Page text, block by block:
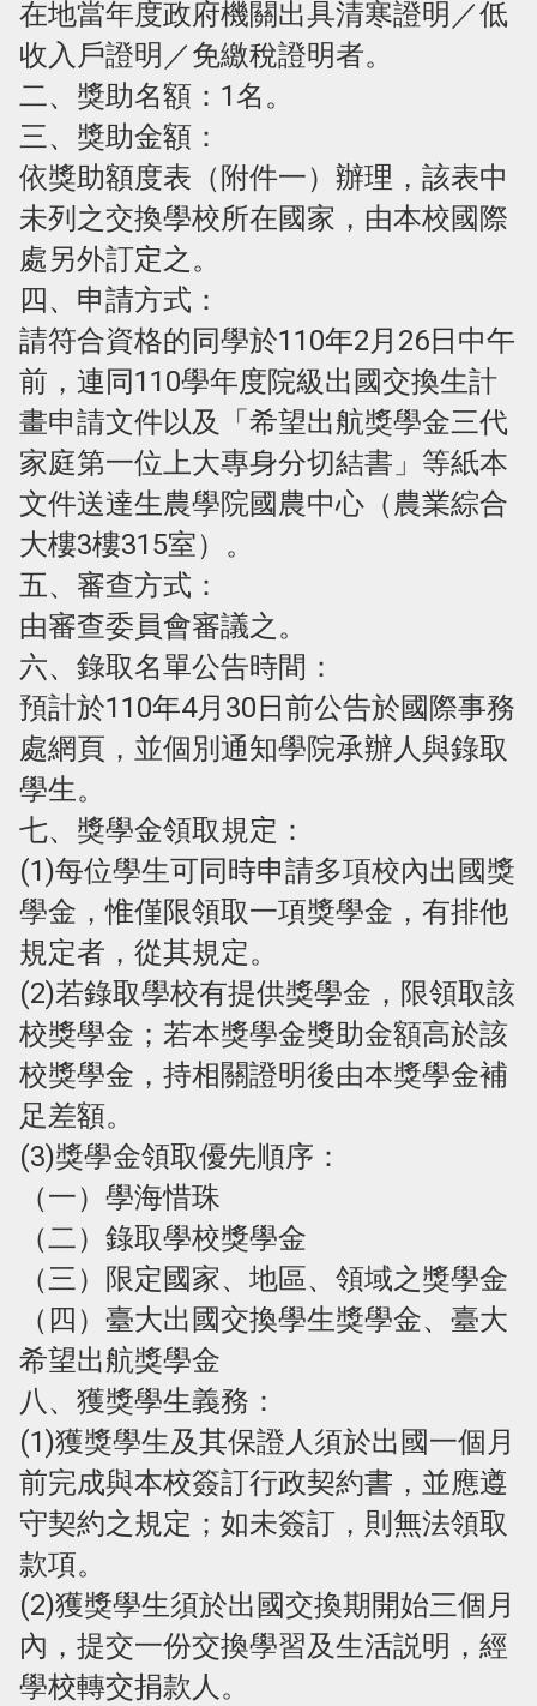
在地當年度政府機關出具清寒證明／低
收入戶證明／免繳稅證明者。
二、獎助名額：1名。
三、獎助金額：
依獎助額度表（附件一）辦理，該表中
未列之交換學校所在國家，由本校國際
處另外訂定之。
四、申請方式：
請符合資格的同學於110年2月26日中午
前，連同110學年度院級出國交換生計
畫申請文件以及「希望出航獎學金三代
家庭第一位上大專身分切結書」等紙本
文件送達生農學院國農中心（農業綜合
大樓3樓315室）。
五、審查方式：
由審查委員會審議之。
六、錄取名單公告時間：
預計於110年4月30日前公告於國際事務
處網頁，並個別通知學院承辦人與錄取
學生。
七、獎學金領取規定：
(1)每位學生可同時申請多項校內出國獎
學金，惟僅限領取一項獎學金，有排他
規定者，從其規定。
(2)若錄取學校有提供獎學金，限領取該
校獎學金；若本獎學金獎助金額高於該
校獎學金，持相關證明後由本獎學金補
足差額。
(3)獎學金領取優先順序：
（一）學海惜珠
（二）錄取學校獎學金
（三）限定國家、地區、領域之獎學金
（四）臺大出國交換學生獎學金、臺大
希望出航獎學金
八、獲獎學生義務：
(1)獲獎學生及其保證人須於出國一個月
前完成與本校簽訂行政契約書，並應遵
守契約之規定；如未簽訂，則無法領取
款項。
(2)獲獎學生須於出國交換期開始三個月
內，提交一份交換學習及生活説明，經
學校轉交捐款人。